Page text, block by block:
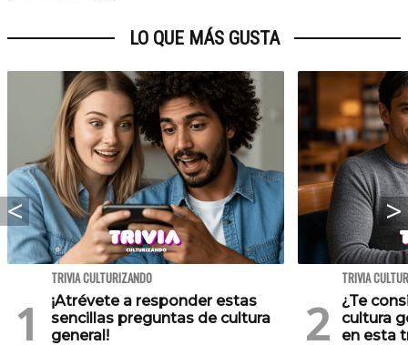
LO QUE MÁS GUSTA
TRIVIA CULTURIZANDO
¡Atrévete a responder estas
sencillas preguntas de cultura
general!
TRIVIA
¿Te
cultura
en esta